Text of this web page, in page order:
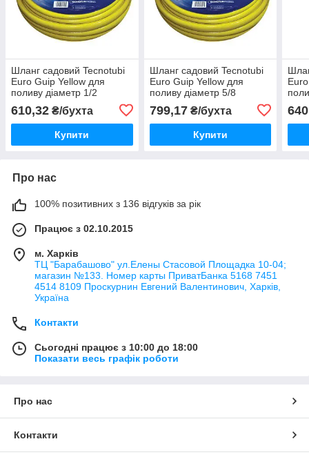
Шланг садовий Tecnotubi
Euro Guip Yellow для
поливу діаметр 1/2
(EGY 1/2 25)
610,32 ₴/бухта
Купити
Шланг садовий Tecnotubi
Euro Guip Yellow для
поливу діаметр 5/8
(EGY 5/8 25)
799,17₴/бухта
Купити
Про нас
100% позитивних з 136 відгуків за рік
Працює з 02.10.2015
м. Харків
ТЦ "Барабашово" ул.Елены Стасовой Площадка 10-04;
магазин №133. Номер карты ПриватБанка 5168 7451
4514 8109 Проскурнин Евгений Валентинович, Харків,
Україна
Контакти
Сьогодні працює з 10:00 до 18:00
Показати весь графік роботи
Про нас
Контакти